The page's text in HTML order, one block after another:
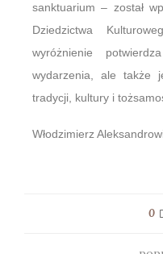
sanktuarium – został
Dziedzictwa
wyróżnienie
wydarzenia, ale także
tradycji, kultury i
Włodzimierz
0